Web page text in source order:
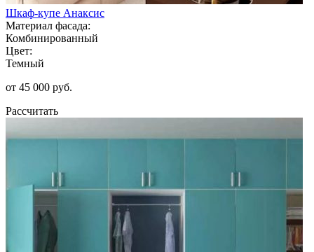
Шкаф-купе Анаксис
Материал фасада:
Комбинированный
Цвет:
Темный
от 45 000 руб.
Рассчитать